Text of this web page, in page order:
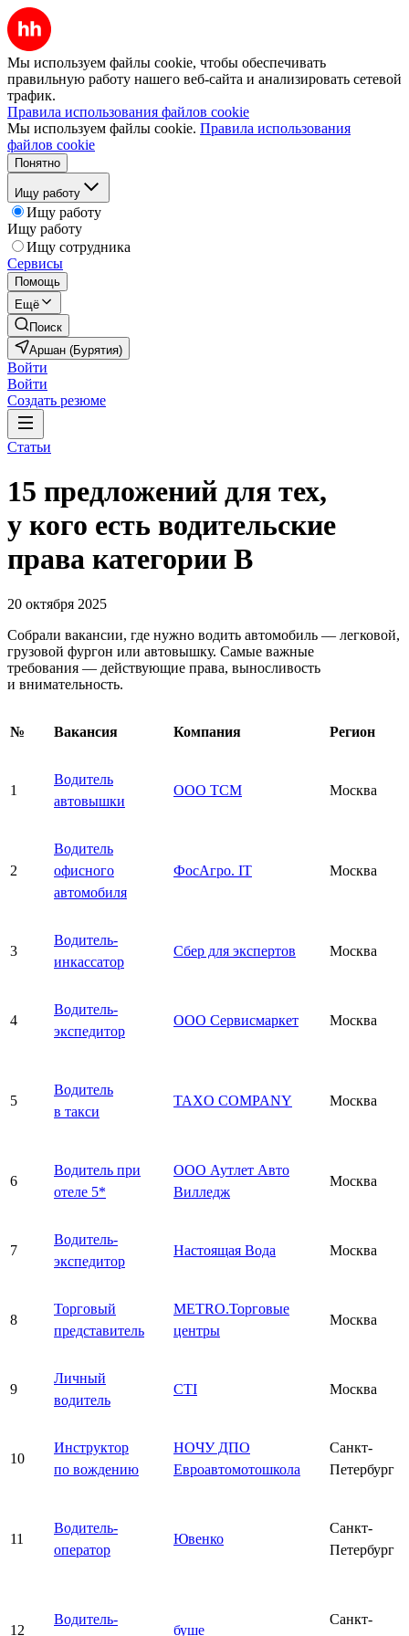
Мы используем файлы cookie, чтобы обеспечивать
правильную работу нашего веб-сайта и анализировать сетевой
трафик.
Правила использования файлов cookie
Мы используем файлы cookie. Правила использования
файлов cookie
Понятно
Ищу работу
Ищу работу
Ищу работу
Ищу сотрудника
Сервисы
Помощь
Ещё
Поиск
Аршан (Бурятия)
Войти
Войти
Создать резюме
Статьи
15 предложений для тех,
у кого есть водительские
права категории В
20 октября 2025
Собрали вакансии, где нужно водить автомобиль — легковой,
грузовой фургон или автовышку. Самые важные
требования — действующие права, выносливость
и внимательность.
№ Вакансия Компания Регион
1
Водитель
автовышки
ООО ТСМ Москва
2
Водитель
офисного
автомобиля
ФосАгро. IT Москва
3
Водитель-
инкассатор
Сбер для экспертов Москва
4
Водитель-
экспедитор
ООО Сервисмаркет Москва
5
Водитель
в такси
TAXO COMPANY Москва
6
Водитель при
отеле 5*
ООО Аутлет Авто
Вилледж
Москва
7
Водитель-
экспедитор
Настоящая Вода Москва
8
Торговый
представитель
METRO.Торговые
центры
Москва
9
Личный
водитель
CTI Москва
10
Инструктор
по вождению
НОЧУ ДПО
Евроавтомотошкола
Санкт-
Петербург
11
Водитель-
оператор
Ювенко
Санкт-
Петербург
12
Водитель-
буше
Санкт-